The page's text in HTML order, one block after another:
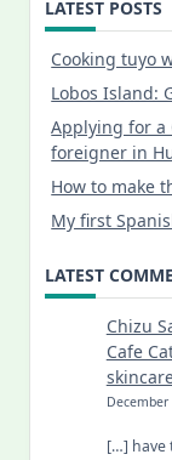
LATEST POSTS
Cooking tuyo
Lobos Island:
Applying for a
foreigner in
How to make
My first
LATEST
Chizu
Cafe
December
[…] have